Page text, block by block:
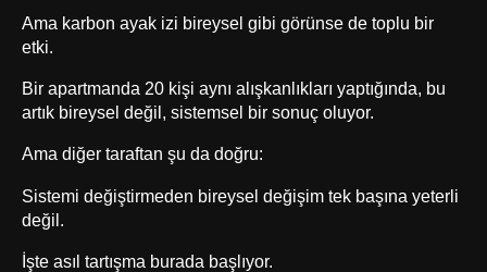
Ama karbon ayak izi bireysel gibi görünse de toplu bir
etki.
Bir apartmanda 20 kişi aynı alışkanlıkları yaptığında, bu
artık bireysel değil, sistemsel bir sonuç oluyor.
Ama diğer taraftan şu da doğru:
Sistemi değiştirmeden bireysel değişim tek başına yeterli
değil.
İşte asıl tartışma burada başlıyor.